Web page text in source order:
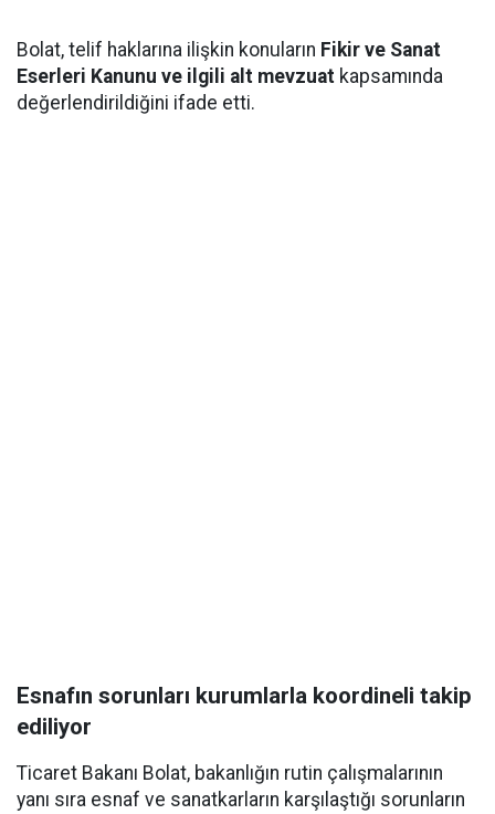
Bolat, telif haklarına ilişkin konuların Fikir ve Sanat
Eserleri Kanunu ve ilgili alt mevzuat kapsamında
değerlendirildiğini ifade etti.
Esnafın sorunları kurumlarla koordineli takip
ediliyor
Ticaret Bakanı Bolat, bakanlığın rutin çalışmalarının
yanı sıra esnaf ve sanatkarların karşılaştığı sorunların